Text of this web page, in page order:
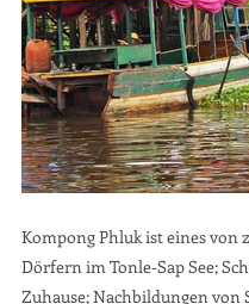
Kompong Phluk ist eines von
Dörfern im Tonle-Sap See;
Zuhause; Nachbildungen von